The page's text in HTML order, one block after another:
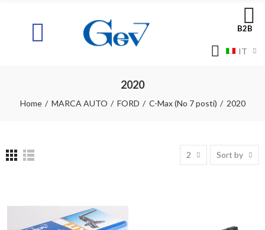
B2B
IT
2020
Home MARCA AUTO FORD C-Max (No 7 posti) 2020
2 Sort by